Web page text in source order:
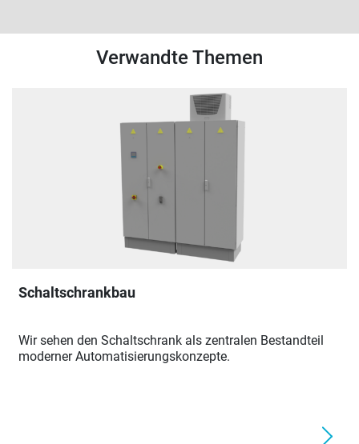
Verwandte Themen
Schaltschrankbau
Wir sehen den Schaltschrank als zentralen Bestandteil
moderner Automatisierungskonzepte.